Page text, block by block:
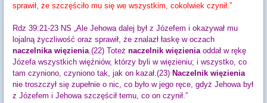
sprawił, że szczęściło mu się we wszystkim, cokolwiek czynił.”
Rdz 39:21-23 NS „Ale Jehowa dalej był z Józefem i okazywał mu
lojalną życzliwość oraz sprawił, że znalazł łaskę w oczach
naczelnika więzienia.(22) Toteż naczelnik więzieniaoddał w rękę
Józefa wszystkich więźniów, którzy byli w więzieniu; i wszystko, co
tam czyniono, czyniono tak, jak on kazał.(23) Naczelnik więzienia
nie troszczył się zupełnie o nic, co było w jego ręce, gdyż Jehowa był
z Józefem i Jehowa szczęścił temu, co on czynił.”